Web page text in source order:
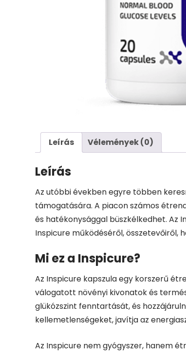
Leírás Vélemények (0)
Leírás
Az utóbbi években egyre többen
támogatására. A piacon számos
és hatékonysággal büszkélkedhet. Az
Inspicure működéséről, összetevőiről,
Mi ez a Inspicure?
Az Inspicure kapszula egy korszerű
válogatott növényi kivonatok és
glükózszint fenntartását, és
kellemetlenségeket, javítja az
Az Inspicure nem gyógyszer, hanem